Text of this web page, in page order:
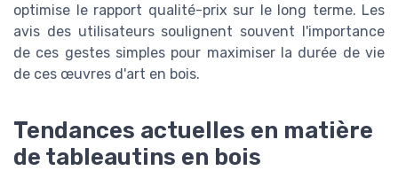
optimise le rapport qualité-prix sur le long terme. Les
avis des utilisateurs soulignent souvent l'importance
de ces gestes simples pour maximiser la durée de vie
de ces œuvres d'art en bois.
Tendances actuelles en matière
de tableautins en bois